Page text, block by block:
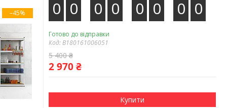
–45% 0 0 0 0 0 0 0 0
Готово до відправки
Код:B180161006051
5 400 ₴
2 970 ₴
Купити